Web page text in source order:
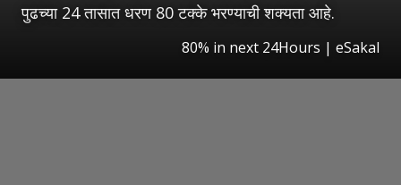
पुढच्या 24 तासात धरण 80 टक्के भरण्याची शक्यता आहे.
80% in next 24Hours | eSakal